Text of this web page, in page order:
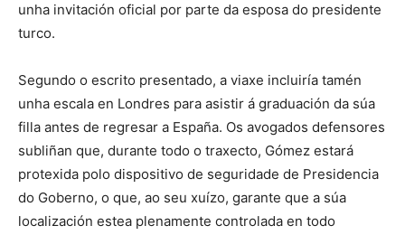
unha invitación oficial por parte da esposa do presidente
turco.
Segundo o escrito presentado, a viaxe incluiría tamén
unha escala en Londres para asistir á graduación da súa
filla antes de regresar a España. Os avogados defensores
subliñan que, durante todo o traxecto, Gómez estará
protexida polo dispositivo de seguridade de Presidencia
do Goberno, o que, ao seu xuízo, garante que a súa
localización estea plenamente controlada en todo